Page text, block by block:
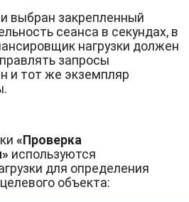
выбран закрепленный
сеанса в секундах, в
нагрузки должен
запросы
и тот же экземпляр
«Проверка
используются
для определения
объекта: